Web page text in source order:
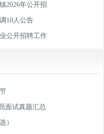
2026年公开招
10人公告
公开招聘工作
面试真题汇总
）